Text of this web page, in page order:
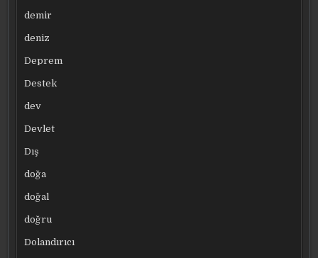
demir
deniz
Deprem
Destek
dev
Devlet
Dış
doğa
doğal
doğru
Dolandırıcı